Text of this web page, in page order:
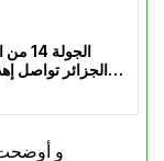
الجزائر تواصل
الجزاء
و أوضحت